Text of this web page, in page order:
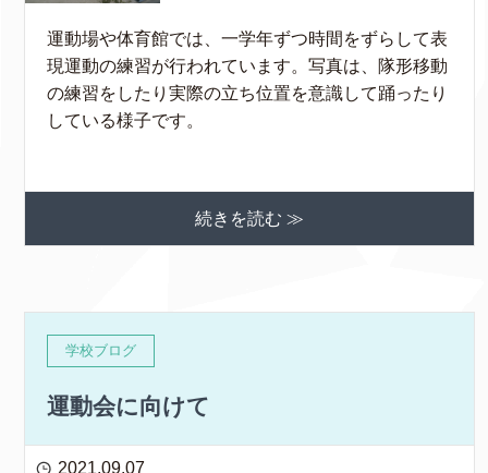
運動場や体育館では、一学年ずつ時間をずらして表
現運動の練習が行われています。写真は、隊形移動
の練習をしたり実際の立ち位置を意識して踊ったり
している様子です。
続きを読む ≫
学校ブログ
運動会に向けて
2021.09.07